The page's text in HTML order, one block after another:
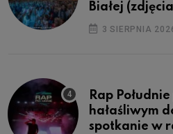
Białej
3 SIERPNIA
Rap
hałaśliwym
spotkanie w